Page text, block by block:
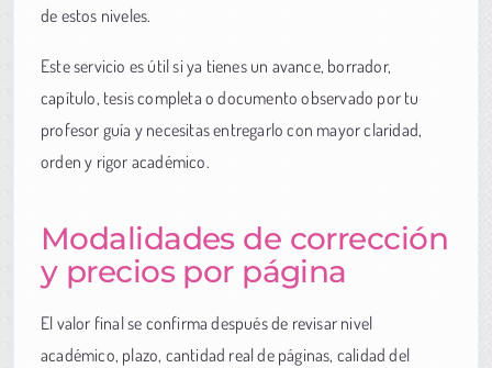
de estos niveles.
Este servicio es útil si ya tienes un avance, borrador,
capítulo, tesis completa o documento observado por tu
profesor guía y necesitas entregarlo con mayor claridad,
orden y rigor académico.
Modalidades de corrección
y precios por página
El valor final se confirma después de revisar nivel
académico, plazo, cantidad real de páginas, calidad del